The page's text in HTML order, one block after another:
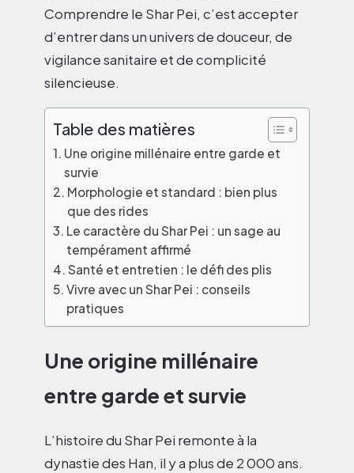
Comprendre le Shar Pei, c’est accepter
d’entrer dans un univers de douceur, de
vigilance sanitaire et de complicité
silencieuse.
Table des matières
Une origine millénaire entre garde et
survie
Morphologie et standard : bien plus
que des rides
Le caractère du Shar Pei : un sage au
tempérament affirmé
Santé et entretien : le défi des plis
Vivre avec un Shar Pei : conseils
pratiques
Une origine millénaire
entre garde et survie
L’histoire du Shar Pei remonte à la
dynastie des Han, il y a plus de 2 000 ans.